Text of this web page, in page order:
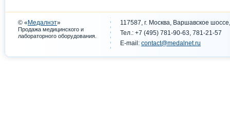
© « Медалнэт»
Продажа медицинского и
лабораторного оборудования.
117587, г. Москва, Варшавское
Тел.: +7 (495) 781-90-63, 781-21-57
E-mail: contact@medalnet.ru